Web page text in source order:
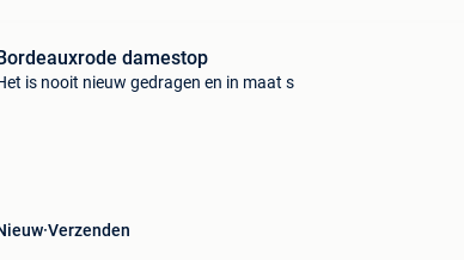
damestop
is nooit nieuw gedragen en in maat s
Verzenden